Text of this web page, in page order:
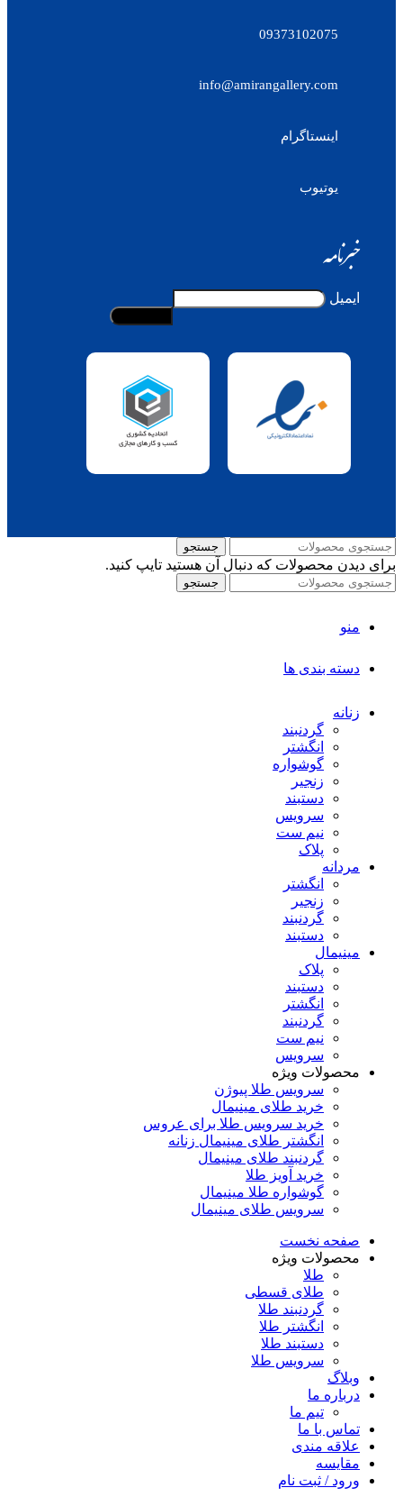
09373102075
info@amirangallery.com
اینستاگرام
یوتیوب
خبرنامه
ایمیل
جستجو
برای دیدن محصولات که دنبال آن هستید تایپ کنید.
جستجو
منو
دسته بندی ها
زنانه
گردنبند
انگشتر
گوشواره
زنجیر
دستبند
سرویس
نیم ست
پلاک
مردانه
انگشتر
زنجیر
گردنبند
دستبند
مینیمال
پلاک
دستبند
انگشتر
گردنبند
نیم ست
سرویس
محصولات ویژه
سرویس طلا پیوژن
خرید طلای مینیمال
خرید سرویس طلا برای عروس
انگشتر طلای مینیمال زنانه
گردنبند طلای مینیمال
خرید آویز طلا
گوشواره طلا مینیمال
سرویس طلای مینیمال
صفحه نخست
محصولات ویژه
طلا
طلای قسطی
گردنبند طلا
انگشتر طلا
دستبند طلا
سرویس طلا
وبلاگ
درباره ما
تیم ما
تماس با ما
علاقه مندی
مقایسه
ورود / ثبت نام